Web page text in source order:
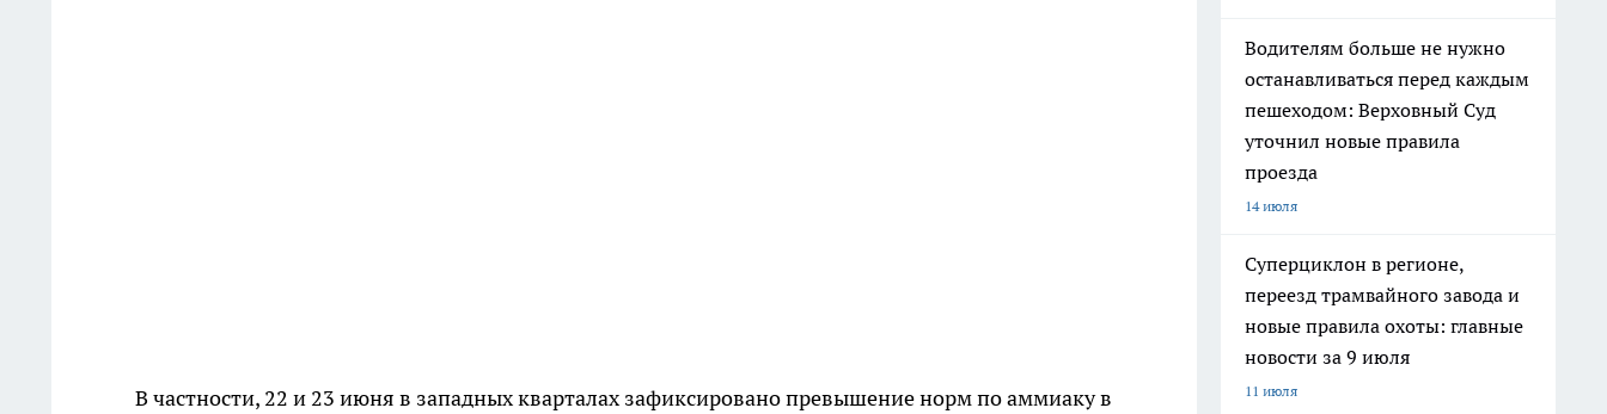
В частности, 22 и 23 июня в западных кварталах зафиксировано превышение норм по аммиаку в
Водителям больше не нужно
останавливаться перед каждым
пешеходом: Верховный Суд
уточнил новые правила
проезда
14 июля
Суперциклон в регионе,
переезд трамвайного завода и
новые правила охоты: главные
новости за 9 июля
11 июля